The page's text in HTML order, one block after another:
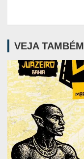
VEJA TAMBÉM